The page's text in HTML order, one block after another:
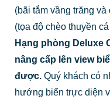
(bãi tắm vầng trăng
(tọa độ chèo thuyền
Hạng phòng Deluxe
nâng cấp lên view
được.Quý khách có
hướng biển trực diện